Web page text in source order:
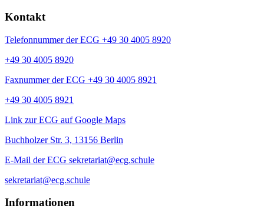
Kontakt
Telefonnummer der ECG +49 30 4005 8920
+49 30 4005 8920
Faxnummer der ECG +49 30 4005 8921
+49 30 4005 8921
Link zur ECG auf Google Maps
Buchholzer Str. 3, 13156 Berlin
E-Mail der ECG sekretariat@ecg.schule
sekretariat@ecg.schule
Informationen